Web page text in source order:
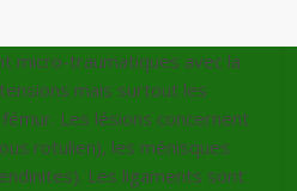
micro-traumatiques avec la
mais surtout les
Les lésions concernent
rotulien), les ménisques
Les ligaments sont